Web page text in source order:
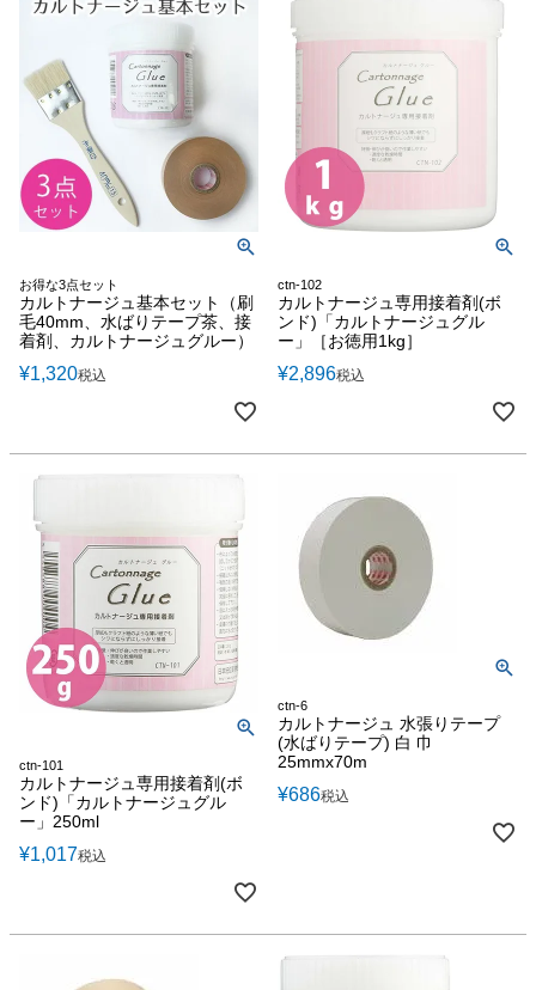
お得な3点セット
カルトナージュ基本セット（刷
毛40mm、水ばりテープ茶、接
着剤、カルトナージュグルー）
¥1,320税込
ctn-102
カルトナージュ専用接着剤(ボ
ンド)「カルトナージュグル
ー」［お徳用1kg］
¥2,896税込
ctn-101
カルトナージュ専用接着剤(ボ
ンド)「カルトナージュグル
ー」250ml
¥1,017税込
ctn-6
カルトナージュ 水張りテープ
(水ばりテープ) 白 巾
25mmx70m
¥686税込